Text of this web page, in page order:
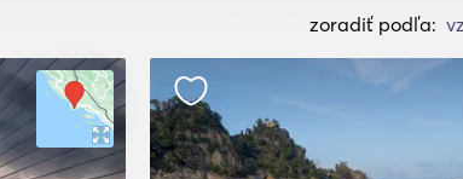
zoradiť podľa: